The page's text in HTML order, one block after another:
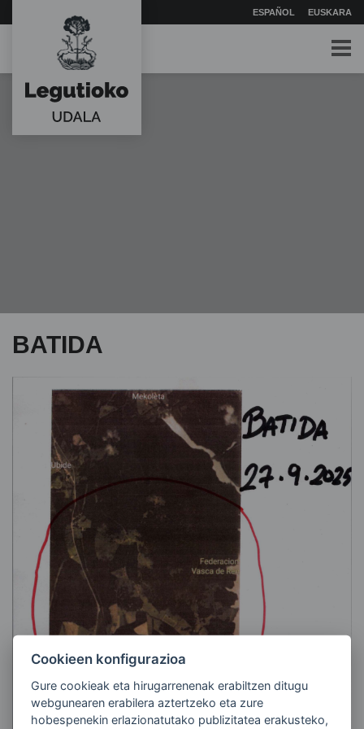
ESPAÑOL EUSKARA
BATIDA
Cookieen konfigurazioa
Gure cookieak eta hirugarrenenak erabiltzen ditugu
webgunearen erabilera aztertzeko eta zure
hobespenekin erlazionatutako publizitatea erakusteko,